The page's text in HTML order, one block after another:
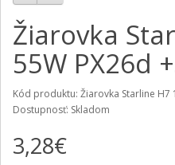
Žiarovka
55W PX26d
Kód produktu: Žiarovka Starline H7
Dostupnosť: Skladom
3,28€